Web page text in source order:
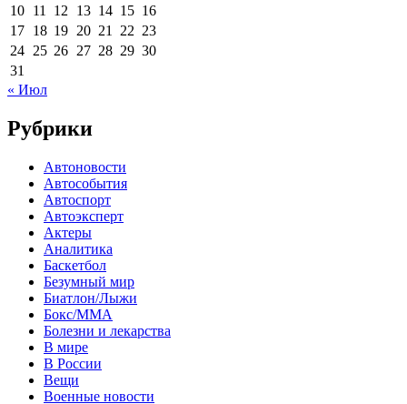
10 11 12 13 14 15 16
17 18 19 20 21 22 23
24 25 26 27 28 29 30
31
« Июл
Рубрики
Автоновости
Автособытия
Автоспорт
Автоэксперт
Актеры
Аналитика
Баскетбол
Безумный мир
Биатлон/Лыжи
Бокс/MMA
Болезни и лекарства
В мире
В России
Вещи
Военные новости